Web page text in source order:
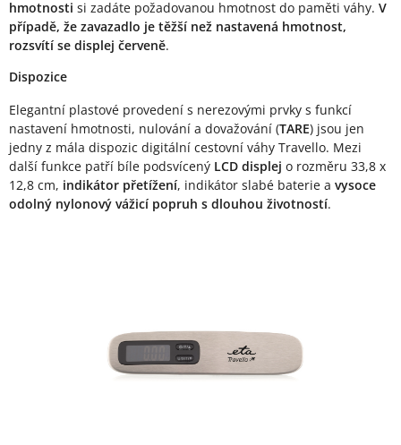
hmotnosti si zadáte požadovanou hmotnost do paměti váhy. V
případě, že zavazadlo je těžší než nastavená hmotnost,
rozsvítí se displej červeně.
Dispozice
Elegantní plastové provedení s nerezovými prvky s funkcí
nastavení hmotnosti, nulování a dovažování (TARE) jsou jen
jedny z mála dispozic digitální cestovní váhy Travello. Mezi
další funkce patří bíle podsvícený LCD displej o rozměru 33,8 x
12,8 cm, indikátor přetížení, indikátor slabé baterie a vysoce
odolný nylonový vážicí popruh s dlouhou životností.